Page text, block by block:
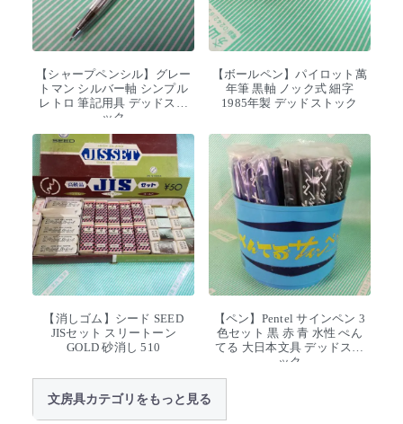
【シャープペンシル】グレー
トマン シルバー軸 シンプル
レトロ 筆記用具 デッドスト
ック
【ボールペン】パイロット萬
年筆 黒軸 ノック式 細字
1985年製 デッドストック
【消しゴム】シード SEED
JISセット スリートーン
GOLD 砂消し 510
【ペン】Pentel サインペン 3
色セット 黒 赤 青 水性 ぺん
てる 大日本文具 デッドスト
ック
文房具カテゴリをもっと見る